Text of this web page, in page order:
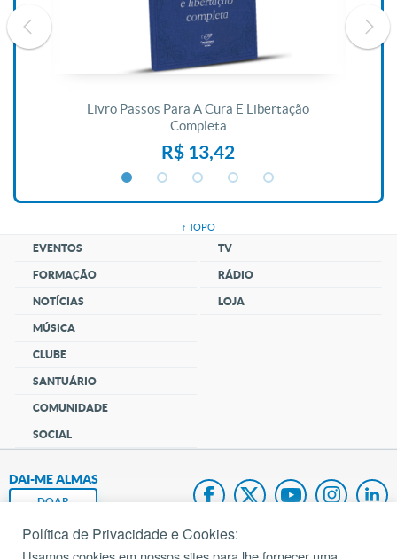
Livro Passos Para A Cura E Libertação
Completa
R$ 13,42
↑ TOPO
EVENTOS
FORMAÇÃO
NOTÍCIAS
MÚSICA
CLUBE
SANTUÁRIO
COMUNIDADE
SOCIAL
TV
RÁDIO
LOJA
DAI-ME ALMAS
DOAR
Fundação João Paulo II
Política de Privacidade e Cookies: